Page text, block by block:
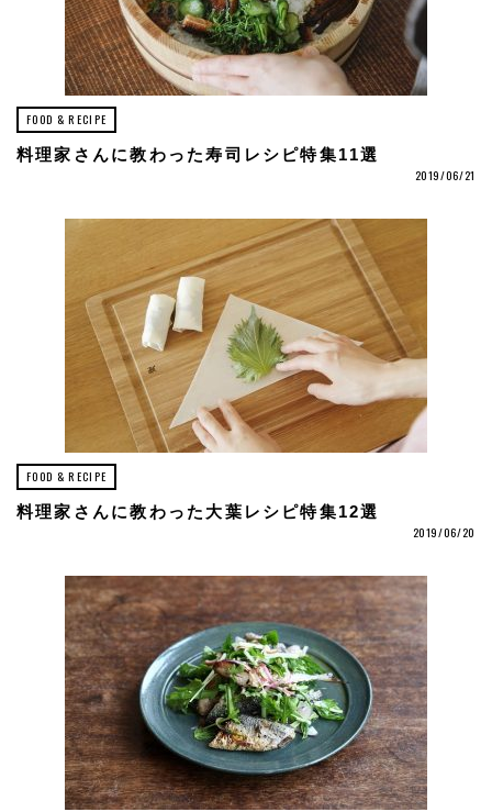
FOOD & RECIPE
料理家さんに教わった寿司レシピ特集11選
2019/06/21
FOOD & RECIPE
料理家さんに教わった大葉レシピ特集12選
2019/06/20